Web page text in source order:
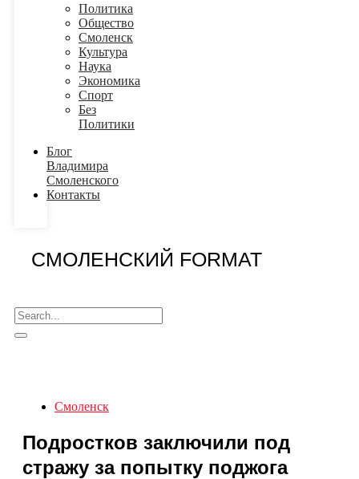
Политика
Общество
Смоленск
Культура
Наука
Экономика
Спорт
Без
Политики
Блог
Владимира
Смоленского
Контакты
СМОЛЕНСКИЙ FORMAT
Смоленск
Подростков заключили под
стражу за попытку поджога